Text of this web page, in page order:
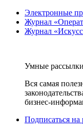
Электронные
Журнал
Журнал
Умные рассылки
Вся самая
бизнес-
Подписаться на